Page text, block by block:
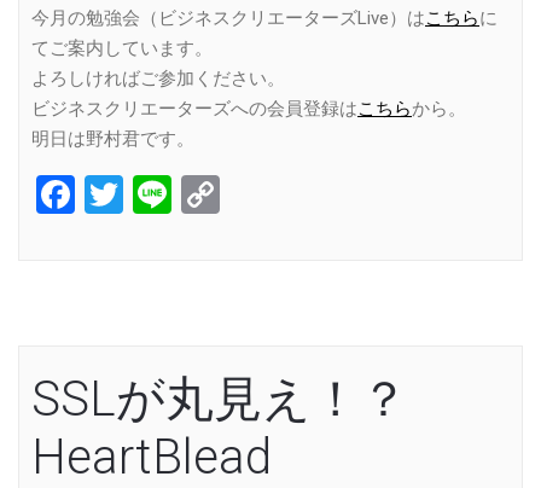
今月の勉強会（ビジネスクリエーターズLive）はこちらに
てご案内しています。
よろしければご参加ください。
ビジネスクリエーターズへの会員登録はこちらから。
明日は野村君です。
Facebook
Twitter
Line
SSLが丸見え！？
HeartBlead